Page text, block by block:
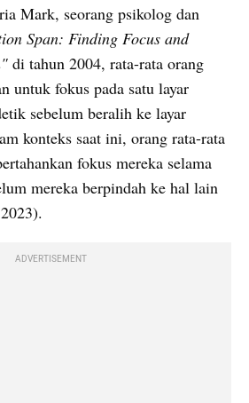
Mark, seorang psikolog dan
Span: Finding Focus and
di tahun 2004, rata-rata orang
untuk fokus pada satu layar
sebelum beralih ke layar
konteks saat ini, orang rata-rata
fokus mereka selama
mereka berpindah ke hal lain
ADVERTISEMENT